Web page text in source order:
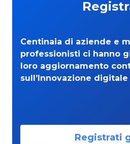
Centinaia di aziende e
professionisti ci hanno
loro aggiornamento
sull’Innovazione digitale
Registrati